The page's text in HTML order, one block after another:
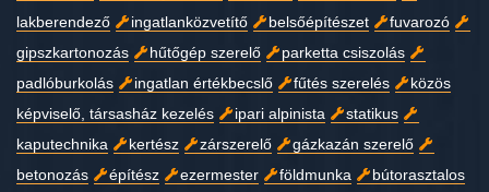
lakberendező
ingatlanközvetítő belsőépítészet
fuvarozó
gipszkartonozás
hűtőgép szerelő
parketta csiszolás
padlóburkolás
ingatlan értékbecslő fűtés szerelés
közös
képviselő, társasház kezelés
ipari alpinista
statikus
kaputechnika
kertész zárszerelő
gázkazán szerelő
betonozás
építész ezermester földmunka bútorasztalos